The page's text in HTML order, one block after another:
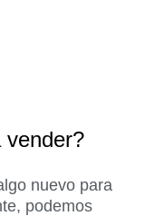
vender?
nuevo para
podemos